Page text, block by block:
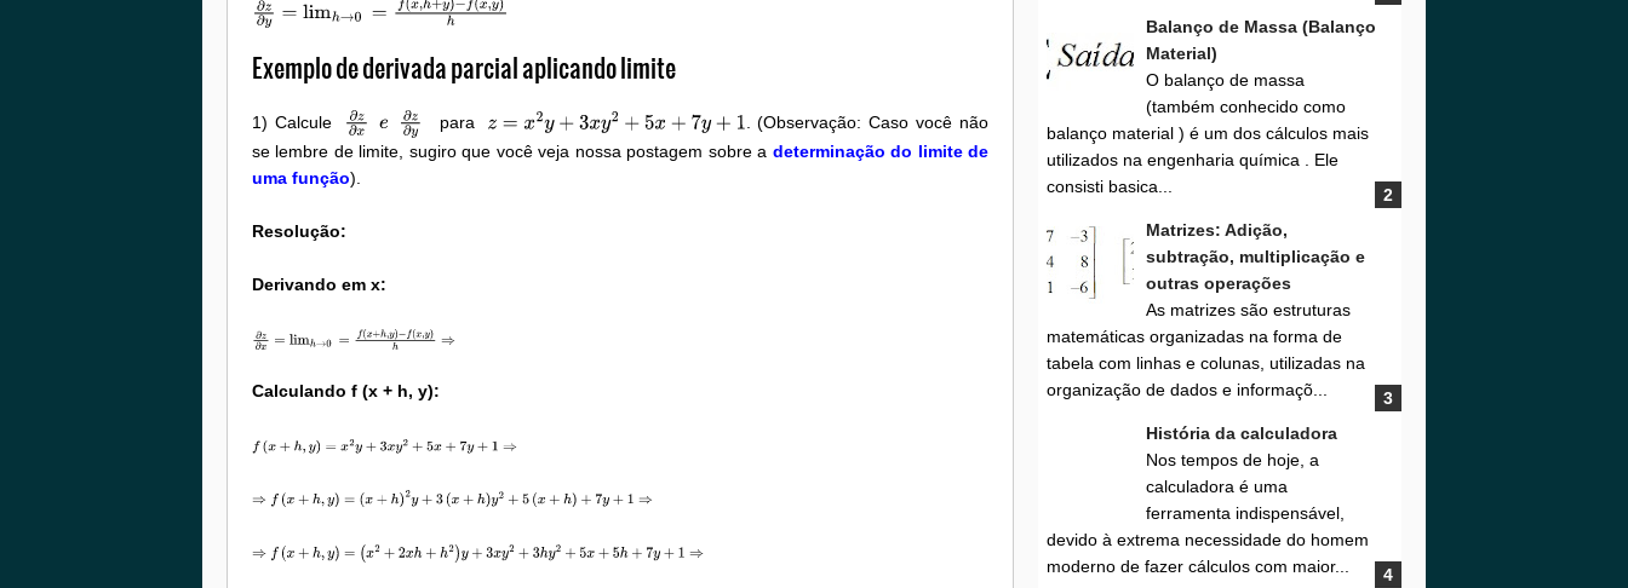
∂z∂ y=limh→0= (x, h+y)−f(x,y)h
Exemplo de derivada parcial aplicando limite
1) Calcule ∂z∂ e ∂z para z=x2 y+3xy2 +5x+7y+ 1
. (Observação: Caso você não
se lembre de limite, sugiro que você veja nossa postagem sobre a determinação do limite de
uma função).
Resolução:
Derivando em x:
∂z∂ x=limh→0= x+ h,y)−f(x,y)h⇒
Calculando f (x + h, y):
f( x+h ,y) =x 2y +3x y2+5x+7y+1 ⇒
⇒f x+ h,y)= (x+h)2y+ 3(x +h )y2 +5 (x+h )+7y+ 1⇒
⇒f( x+ h,y)= (x2+2 xh +h2 y+3xy2+3hy +5 x+ 5h+7 +1 ⇒
Balanço de Massa (Balanço
Material)
O balanço de massa
(também conhecido como
balanço material ) é um dos cálculos mais
utilizados na engenharia química . Ele
consisti basica...
Matrizes: Adição,
subtração, multiplicação e
outras operações
As matrizes são estruturas
matemáticas organizadas na forma de
tabela com linhas e colunas, utilizadas na
organização de dados e informaçõ...
História da calculadora
Nos tempos de hoje, a
calculadora é uma
ferramenta indispensável,
devido à extrema necessidade do homem
moderno de fazer cálculos com maior...